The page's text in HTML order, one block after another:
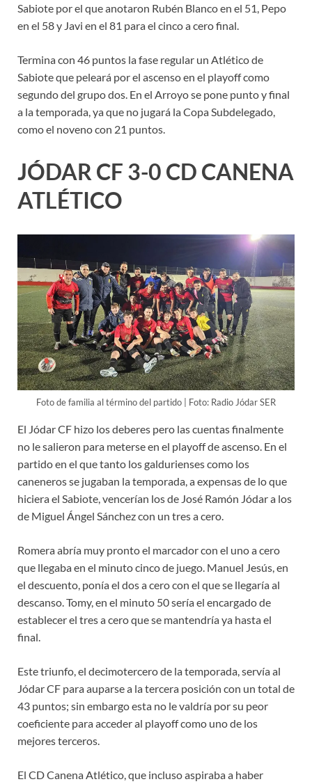
Sabiote por el que anotaron Rubén Blanco en el 51, Pepo
en el 58 y Javi en el 81 para el cinco a cero final.
Termina con 46 puntos la fase regular un Atlético de
Sabiote que peleará por el ascenso en el playoff como
segundo del grupo dos. En el Arroyo se pone punto y final
a la temporada, ya que no jugará la Copa Subdelegado,
como el noveno con 21 puntos.
JÓDAR CF 3-0 CD CANENA
ATLÉTICO
Foto de familia al término del partido | Foto: Radio Jódar SER
El Jódar CF hizo los deberes pero las cuentas finalmente
no le salieron para meterse en el playoff de ascenso. En el
partido en el que tanto los galdurienses como los
caneneros se jugaban la temporada, a expensas de lo que
hiciera el Sabiote, vencerían los de José Ramón Jódar a los
de Miguel Ángel Sánchez con un tres a cero.
Romera abría muy pronto el marcador con el uno a cero
que llegaba en el minuto cinco de juego. Manuel Jesús, en
el descuento, ponía el dos a cero con el que se llegaría al
descanso. Tomy, en el minuto 50 sería el encargado de
establecer el tres a cero que se mantendría ya hasta el
final.
Este triunfo, el decimotercero de la temporada, servía al
Jódar CF para auparse a la tercera posición con un total de
43 puntos; sin embargo esta no le valdría por su peor
coeficiente para acceder al playoff como uno de los
mejores terceros.
El CD Canena Atlético, que incluso aspiraba a haber